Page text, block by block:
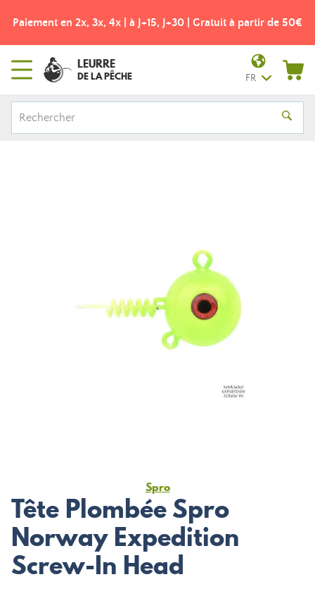
Paiement en 2x, 3x, 4x | à J+15, J+30 | Gratuit à partir de 50€
LEURRE
DE LA PÊCHE FR
Spro
Tête Plombée Spro
Norway Expedition
Screw-In Head